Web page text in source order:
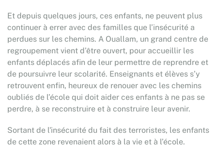
Et depuis quelques jours, ces enfants, ne peuvent plus
continuer à errer avec des familles que l’insécurité a
perdues sur les chemins. A Ouallam, un grand centre de
regroupement vient d’être ouvert, pour accueillir les
enfants déplacés afin de leur permettre de reprendre et
de poursuivre leur scolarité. Enseignants et élèves s’y
retrouvent enfin, heureux de renouer avec les chemins
oubliés de l’école qui doit aider ces enfants à ne pas se
perdre, à se reconstruire et à construire leur avenir.
Sortant de l'insécurité du fait des terroristes, les enfants
de cette zone revenaient alors à la vie et à l’école.